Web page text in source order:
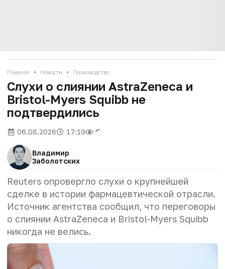
Главная • Новости • Производство
Слухи о слиянии AstraZeneca и
Bristol-Myers Squibb не
подтвердились
06.08.2026 17:19
Владимир
Заболотских
Reuters опровергло слухи о крупнейшей
сделке в истории фармацевтической отрасли.
Источник агентства сообщил, что переговоры
о слиянии AstraZeneca и Bristol-Myers Squibb
никогда не велись.